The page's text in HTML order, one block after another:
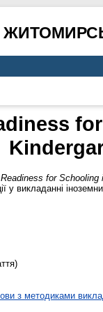
for Schooling
у викладанні
з методиками